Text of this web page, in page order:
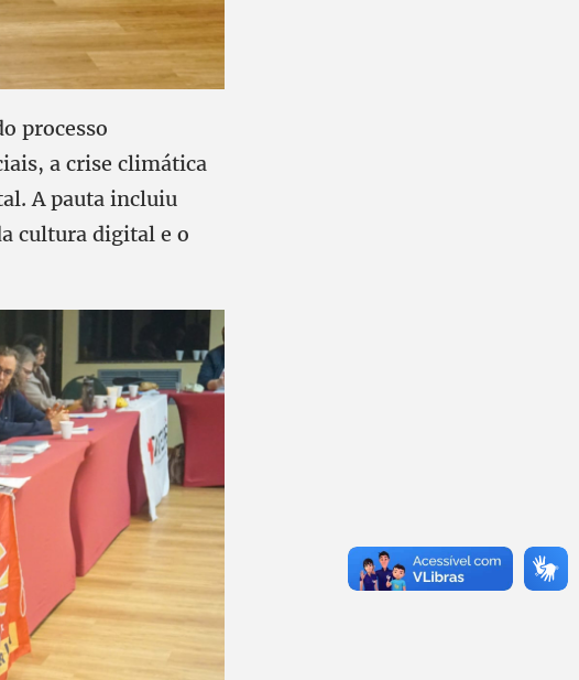
processo
a crise climática
A pauta incluiu
cultura digital e o